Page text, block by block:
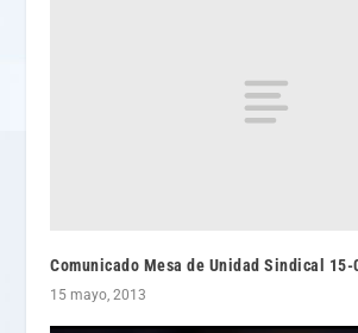
Comunicado Mesa de Unidad Sindical 15-
15 mayo, 2013